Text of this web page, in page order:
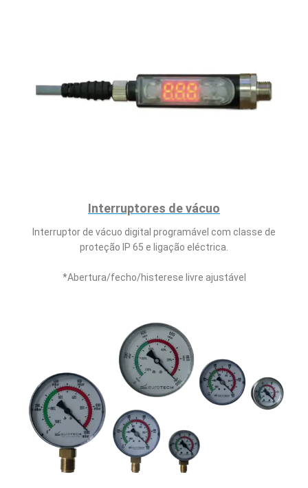
Interruptores de vácuo
Interruptor de vácuo digital programável com classe de
proteção IP 65 e ligação eléctrica.
*Abertura/fecho/histerese livre ajustável